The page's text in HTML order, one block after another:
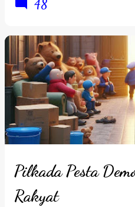
48
Pilkada Pesta
Rakyat